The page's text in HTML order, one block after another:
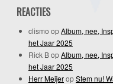
REACTIES
clismo opAlbum, nee,
het Jaar 2025
Rick BopAlbum, nee,
het Jaar 2025
Herr MeijeropStem nu!